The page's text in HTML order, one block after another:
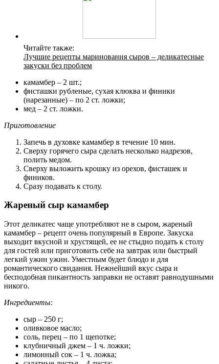
Читайте также:
Лучшие рецепты маринования сыров – деликатесные
закуски без проблем
камамбер – 2 шт.;
фисташки рубленые, сухая клюква и финики
(нарезанные) – по 2 ст. ложки;
мед – 2 ст. ложки.
Приготовление
Запечь в духовке камамбер в течение 10 мин.
Сверху горячего сыра сделать несколько надрезов,
полить медом.
Сверху выложить крошку из орехов, фисташек и
фиников.
Сразу подавать к столу.
Жареный сыр камамбер
Этот деликатес чаще употребляют не в сыром, жареный
камамбер – рецепт очень популярный в Европе. Закуска
выходит вкусной и хрустящей, ее не стыдно подать к столу
для гостей или приготовить себе на завтрак или быстрый
легкий ужин ужин. Уместным будет блюдо и для
романтического свидания. Нежнейший вкус сыра и
бесподобная пикантность заправки не оставят равнодушными
никого.
Ингредиенты:
сыр – 250 г;
оливковое масло;
соль, перец – по 1 щепотке;
клубничный джем – 1 ч. ложки;
лимонный сок – 1 ч. ложка;